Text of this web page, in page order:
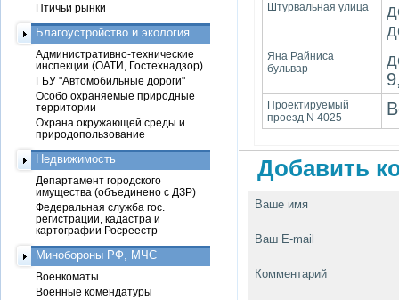
Штурвальная улица
Яна Райниса
бульвар
Проектируемый
проезд N 4025
Добавить
Ваше имя
Ваш E-mail
Комментарий
Птичьи рынки
Благоустройство и экология
Административно-технические
инспекции (ОАТИ, Гостехнадзор)
ГБУ "Автомобильные дороги"
Особо охраняемые природные
территории
Охрана окружающей среды и
природопользование
Недвижимость
Департамент городского
имущества (объединено с ДЗР)
Федеральная служба гос.
регистрации, кадастра и
картографии Росреестр
Минобороны РФ, МЧС
Военкоматы
Военные комендатуры